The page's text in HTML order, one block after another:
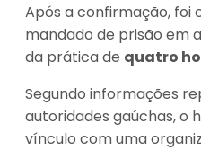
Após a confirmação, foi
mandado de prisão em
da prática de quatro
Segundo informações
autoridades gaúchas, o
vínculo com uma